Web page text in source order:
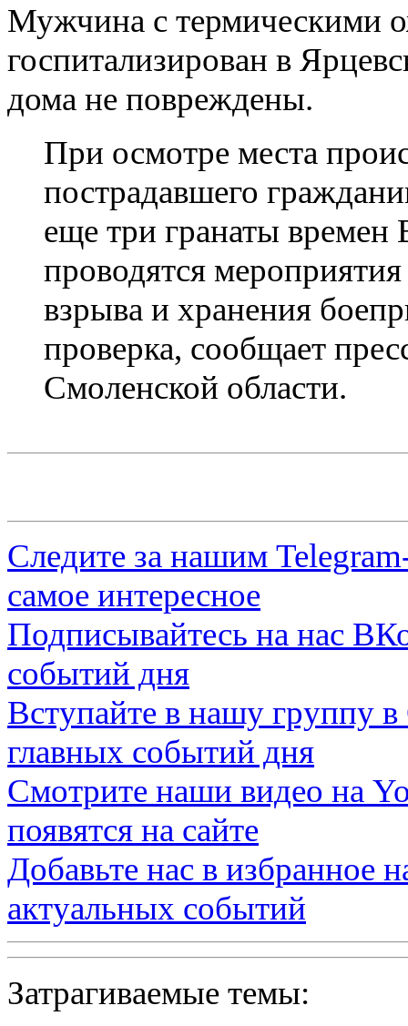
Мужчина с термическими
госпитализирован в
дома не повреждены.
При осмотре места
пострадавшего
еще три гранаты
проводятся
взрыва и хранения
проверка, сообщает
Смоленской области.
Следите за нашим
самое интересное
Подписывайтесь на нас
событий дня
Вступайте в нашу группу в
главных событий дня
Смотрите наши видео на
появятся на сайте
Добавьте нас в избранное
актуальных событий
Затрагиваемые темы: